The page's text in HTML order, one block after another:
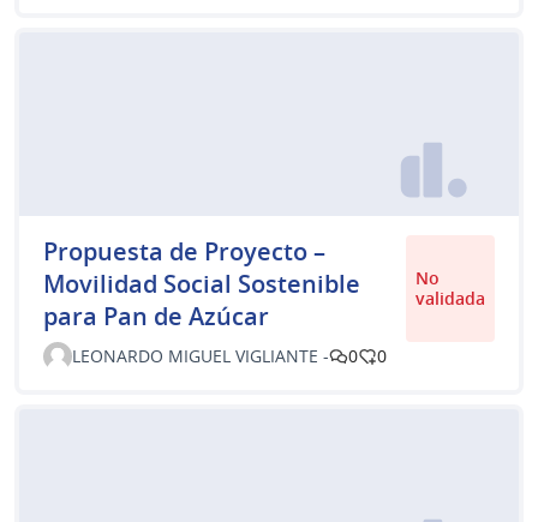
Propuesta de Proyecto –
Movilidad Social Sostenible
para Pan de Azúcar
No
validada
LEONARDO MIGUEL VIGLIANTE - 0 0